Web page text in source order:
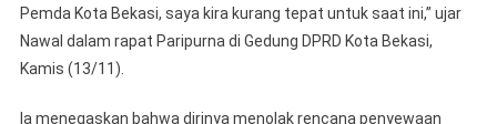
72
Mobil
Pemda Kota Bekasi, saya kira kurang tepat untuk saat ini,” ujar
Nawal dalam rapat Paripurna di Gedung DPRD Kota Bekasi,
Kamis (13/11).
Ia menegaskan bahwa dirinya menolak rencana penyewaan